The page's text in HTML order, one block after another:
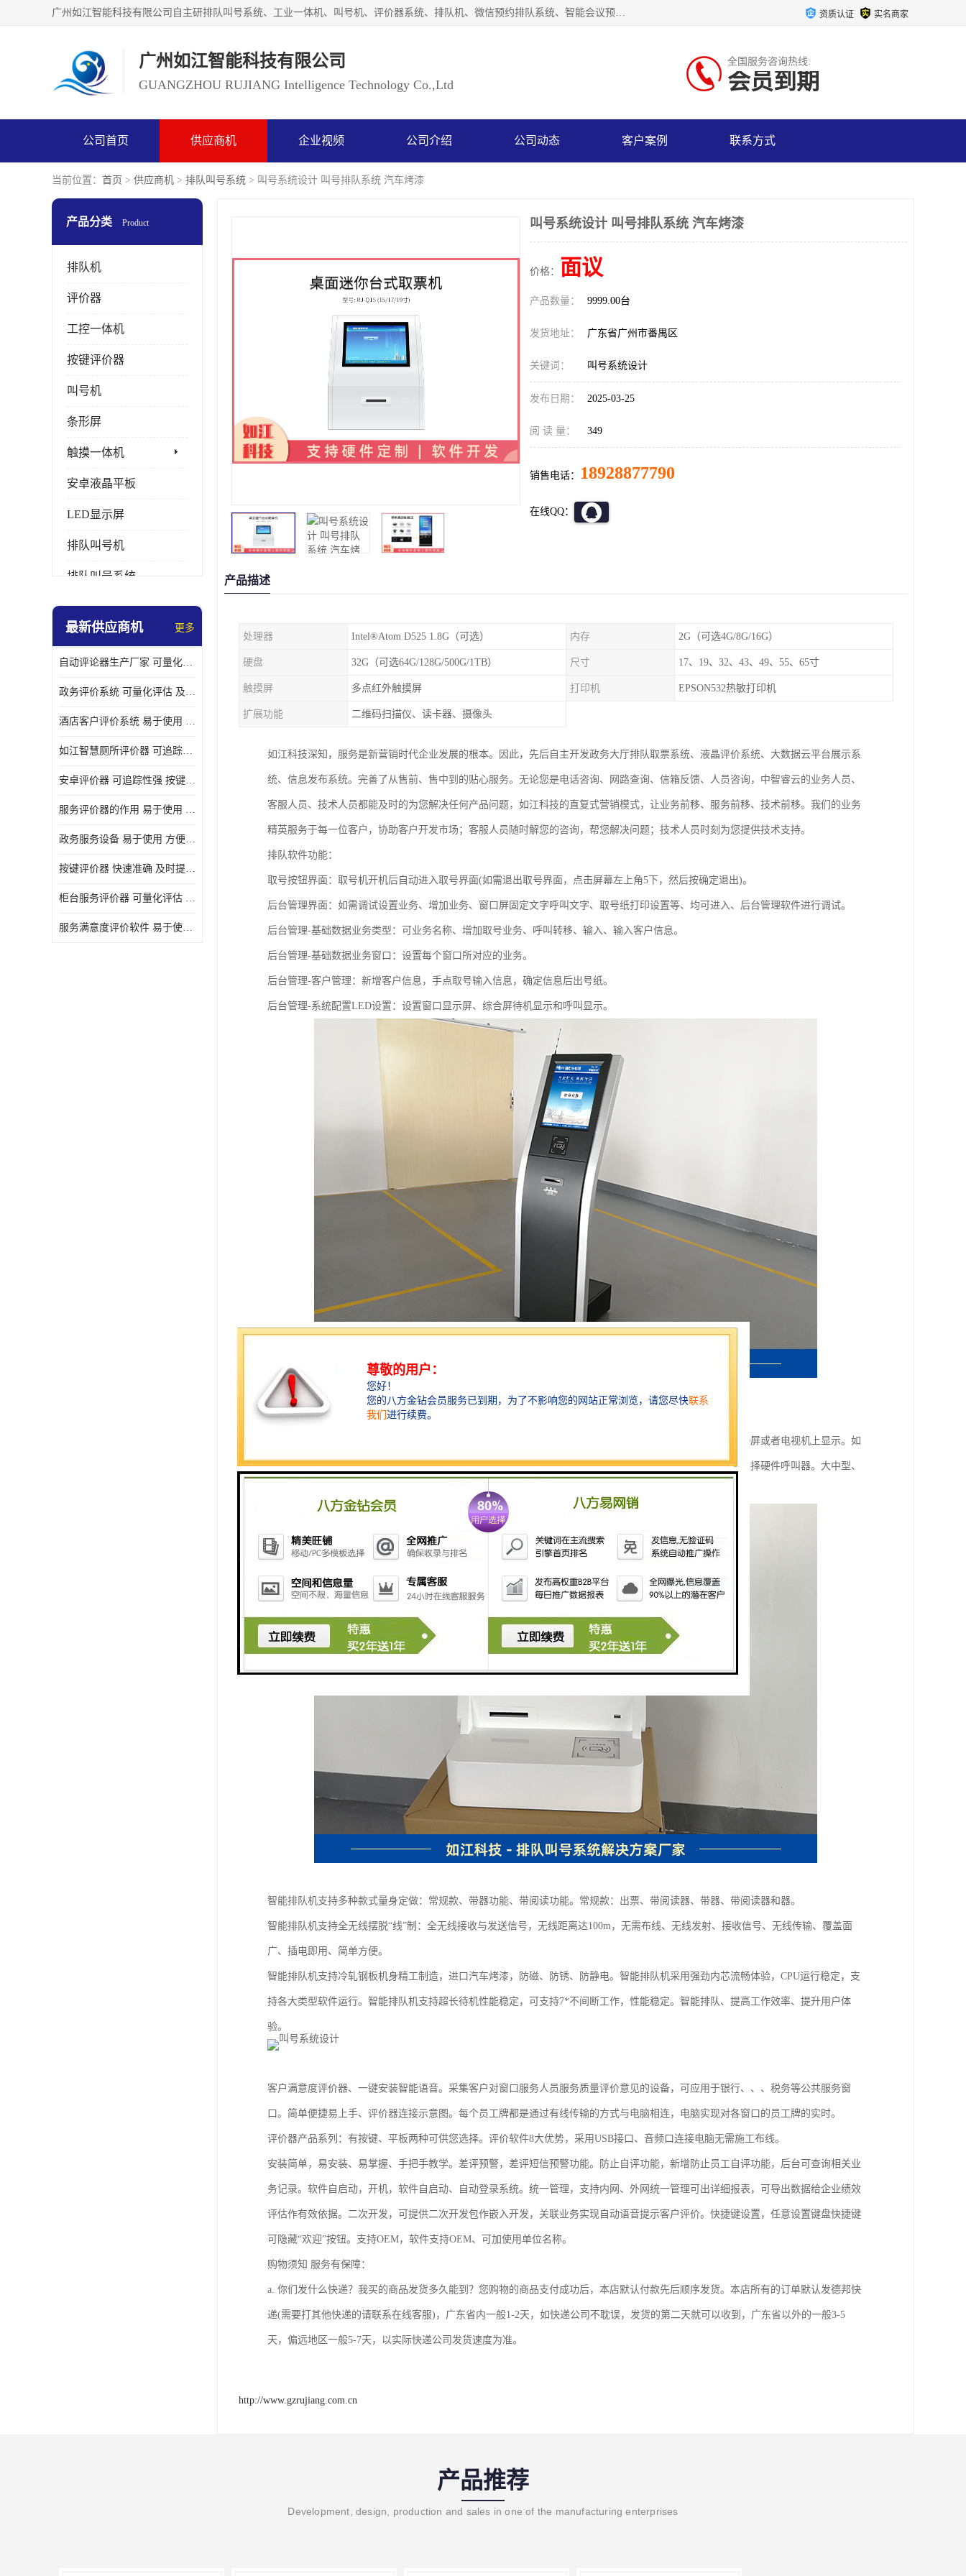
广州如江智能科技有限公司自主研排队叫号系统、工业一体机、叫号机、评价器系统、排队机、微信预约排队系统、智能会议预约系统、自助终端机、自助查询机、LED显示屏、触控一体机、平板会议一体机、教学一体机、室户外液晶广告机等生产以及解决方案，是一家高新技术企业，支持软硬件定制，全国上门安装售后服务。 资质认证 实名商家
广州如江智能科技有限公司
GUANGZHOU RUJIANG Intelligence Technology Co.,Ltd
全国服务咨询热线:
会员到期
公司首页 供应商机 企业视频 公司介绍 公司动态 客户案例 联系方式
当前位置： 首页 > 供应商机 > 排队叫号系统 > 叫号系统设计 叫号排队系统 汽车烤漆
产品分类 Product
排队机
评价器
工控一体机
按键评价器
叫号机
条形屏
触摸一体机
安卓液晶平板
LED显示屏
排队叫号机
排队叫号系统
拼接屏
壁挂广告机
液晶广告机
最新供应商机 更多
自动评论器生产厂家 可量化评估 适用于多种应用场景
政务评价系统 可量化评估 及时提供反馈
酒店客户评价系统 易于使用 按键响应速度
如江智慧厕所评价器 可追踪性强 及时提供反馈
安卓评价器 可追踪性强 按键响应速度
服务评价器的作用 易于使用 按键响应速度
政务服务设备 易于使用 方便数据记录和分析
按键评价器 快速准确 及时提供反馈
柜台服务评价器 可量化评估 及时提供反馈
服务满意度评价软件 易于使用 及时提供反馈
叫号系统设计 叫号排队系统 汽车烤漆
价格： 面议
产品数量： 9999.00台
发货地址： 广东省广州市番禺区
关键词： 叫号系统设计
发布日期： 2025-03-25
阅 读 量： 349
销售电话： 18928877790
在线QQ：
产品描述
处理器 Intel®Atom D525 1.8G（可选） 内存 2G（可选4G/8G/16G）
硬盘 32G（可选64G/128G/500G/1TB） 尺寸 17、19、32、43、49、55、65寸
触摸屏 多点红外触摸屏 打印机 EPSON532热敏打印机
扩展功能 二维码扫描仪、读卡器、摄像头
如江科技深知，服务是新营销时代企业发展的根本。因此，先后自主开发政务大厅排队取票系统、液晶评价系统、大数据云平台展示系
统、信息发布系统。完善了从售前、售中到的贴心服务。无论您是电话咨询、网路查询、信箱反馈、人员咨询，中智睿云的业务人员、
客服人员、技术人员都能及时的为您解决任何产品问题，如江科技的直复式营销模式，让业务前移、服务前移、技术前移。我们的业务
精英服务于每一位客户，协助客户开发市场；客服人员随时解您的咨询，帮您解决问题；技术人员时刻为您提供技术支持。
排队软件功能：
取号按钮界面：取号机开机后自动进入取号界面(如需退出取号界面，点击屏幕左上角5下，然后按确定退出)。
后台管理界面：如需调试设置业务、增加业务、窗口屏固定文字呼叫文字、取号纸打印设置等、均可进入、后台管理软件进行调试。
后台管理-基础数据业务类型：可业务名称、增加取号业务、呼叫转移、输入、输入客户信息。
后台管理-基础数据业务窗口：设置每个窗口所对应的业务。
后台管理-客户管理：新增客户信息，手点取号输入信息，确定信息后出号纸。
后台管理-系统配置LED设置：设置窗口显示屏、综合屏待机显示和呼叫显示。
呼叫器：
全中文显示插电即用：特呼暂停重呼评价提示转移查询业务、窗口设置等叫号功能。呼叫信息实时发送到LED屏或者电视机上显示。如
何选择呼叫器。一般来说，政务、银行、税务、车管所、手机营业厅等，窗口办事、服务类的使用环境，常选择硬件呼叫器。大中型、
超远距离呼叫、信号受限等使用环境比较复杂的情况，倾向与选择软件呼叫器。
智能排队机支持多种款式量身定做：常规款、带器功能、带阅读功能。常规款：出票、带阅读器、带器、带阅读器和器。
智能排队机支持全无线摆脱“线”制：全无线接收与发送信号，无线距离达100m，无需布线、无线发射、接收信号、无线传输、覆盖面
广、插电即用、简单方便。
智能排队机支持冷轧钢板机身精工制造，进口汽车烤漆，防磁、防锈、防静电。智能排队机采用强劲内芯流畅体验，CPU运行稳定，支
持各大类型软件运行。智能排队机支持超长待机性能稳定，可支持7*不间断工作，性能稳定。智能排队、提高工作效率、提升用户体
验。
客户满意度评价器、一键安装智能语音。采集客户对窗口服务人员服务质量评价意见的设备，可应用于银行、、、税务等公共服务窗
口。简单便捷易上手、评价器连接示意图。每个员工牌都是通过有线传输的方式与电脑相连，电脑实现对各窗口的员工牌的实时。
评价器产品系列：有按键、平板两种可供您选择。评价软件8大优势，采用USB接口、音频口连接电脑无需施工布线。
安装简单，易安装、易掌握、手把手教学。差评预警，差评短信预警功能。防止自评功能，新增防止员工自评功能，后台可查询相关业
务记录。软件自启动，开机，软件自启动、自动登录系统。统一管理，支持内网、外网统一管理可出详细报表，可导出数据给企业绩效
评估作有效依据。二次开发，可提供二次开发包作嵌入开发，关联业务实现自动语音提示客户评价。快捷键设置，任意设置键盘快捷键
可隐藏“欢迎”按钮。支持OEM，软件支持OEM、可加使用单位名称。
购物须知 服务有保障：
a. 你们发什么快递？我买的商品发货多久能到？您购物的商品支付成功后，本店默认付款先后顺序发货。本店所有的订单默认发德邦快
递(需要打其他快递的请联系在线客服)，广东省内一般1-2天，如快递公司不耽误，发货的第二天就可以收到，广东省以外的一般3-5
天，偏远地区一般5-7天，以实际快递公司发货速度为准。
http://www.gzrujiang.com.cn
产品推荐
Development, design, production and sales in one of the manufacturing enterprises